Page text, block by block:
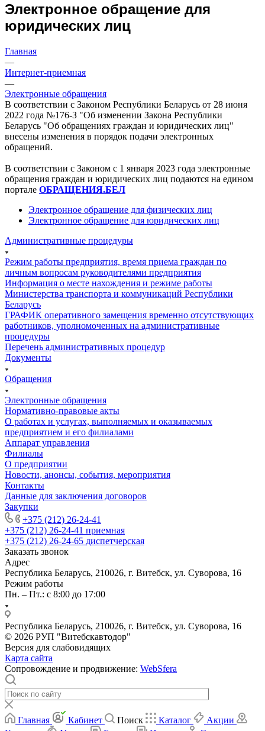
Электронное обращение для
юридических лиц
Главная
—
Интернет-приемная
—
Электронные обращения
В соответствии с Законом Республики Беларусь от 28 июня
2022 года №176-З "Об изменении Закона Республики
Беларусь "Об обращениях граждан и юридических лиц"
внесены изменения в порядок подачи электронных
обращений.
В соответствии с Законом с 1 января 2023 года электронные
обращения граждан и юридических лиц подаются на едином
портале ОБРАЩЕНИЯ.БЕЛ
Электронное обращение для физических лиц
Электронное обращение для юридических лиц
Административные процедуры
Режим работы предприятия, время приема граждан по
личным вопросам руководителями предприятия
Информация о месте нахождения и режиме работы
Министерства транспорта и коммуникаций Республики
Беларусь
ГРАФИК оперативного замещения временно отсутствующих
работников, уполномоченных на административные
процедуры
Перечень административных процедур
Документы
Обращения
Электронные обращения
Нормативно-правовые акты
О работах и услугах, выполняемых и оказываемых
предприятием и его филиалами
Аппарат управления
Филиалы
О предприятии
Новости, анонсы, события, мероприятия
Контакты
Данные для заключения договоров
Закупки
+375 (212) 26-24-41
+375 (212) 26-24-41 приемная
+375 (212) 26-24-65 диспетчерская
Заказать звонок
Адрес
Республика Беларусь, 210026, г. Витебск, ул. Суворова, 16
Режим работы
Пн. – Пт.: с 8:00 до 17:00
Республика Беларусь, 210026, г. Витебск, ул. Суворова, 16
© 2026 РУП "Витебскавтодор"
Версия для слабовидящих
Карта сайта
Сопровождение и продвижение: WebSfera
Главная Кабинет Поиск Каталог
Акции